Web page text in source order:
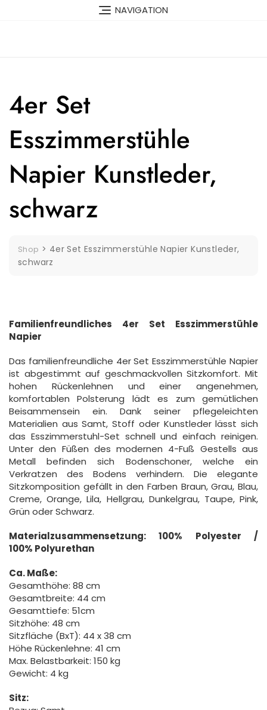
NAVIGATION
4er Set
Esszimmerstühle
Napier Kunstleder,
schwarz
Shop > 4er Set Esszimmerstühle Napier Kunstleder,
schwarz
Familienfreundliches 4er Set Esszimmerstühle
Napier
Das familienfreundliche 4er Set Esszimmerstühle Napier
ist abgestimmt auf geschmackvollen Sitzkomfort. Mit
hohen Rückenlehnen und einer angenehmen,
komfortablen Polsterung lädt es zum gemütlichen
Beisammensein ein. Dank seiner pflegeleichten
Materialien aus Samt, Stoff oder Kunstleder lässt sich
das Esszimmerstuhl-Set schnell und einfach reinigen.
Unter den Füßen des modernen 4-Fuß Gestells aus
Metall befinden sich Bodenschoner, welche ein
Verkratzen des Bodens verhindern. Die elegante
Sitzkomposition gefällt in den Farben Braun, Grau, Blau,
Creme, Orange, Lila, Hellgrau, Dunkelgrau, Taupe, Pink,
Grün oder Schwarz.
Materialzusammensetzung: 100% Polyester /
100% Polyurethan
Ca. Maße:
Gesamthöhe: 88 cm
Gesamtbreite: 44 cm
Gesamttiefe: 51cm
Sitzhöhe: 48 cm
Sitzfläche (BxT): 44 x 38 cm
Höhe Rückenlehne: 41 cm
Max. Belastbarkeit: 150 kg
Gewicht: 4 kg
Sitz: